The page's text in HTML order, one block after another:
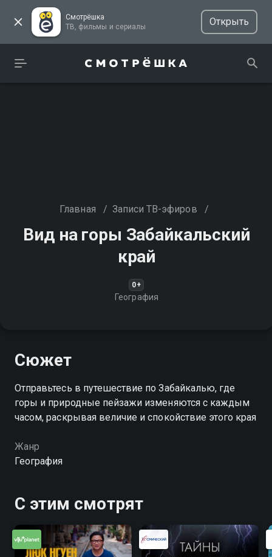
Смотрёшка
ТВ, фильмы и сериалы
Открыть
Главная / Записи ТВ-эфиров /
Вид на горы Забайкальский
край
0+
География
Сюжет
Отправьтесь в путешествие по Забайкалью, где
горы и природные пейзажи изменяются с каждым
часом, раскрывая величие и спокойствие этого края
Жанр
География
С этим смотрят